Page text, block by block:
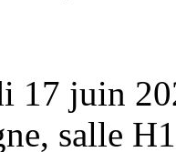
17 juin
salle